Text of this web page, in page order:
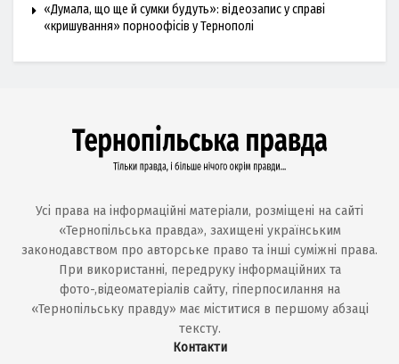
«Думала, що ще й сумки будуть»: відеозапис у справі
«кришування» порноофісів у Тернополі
Усі права на інформаційні матеріали, розміщені на сайті
«Тернопільська правда», захищені українським
законодавством про авторське право та інші суміжні права.
При використанні, передруку інформаційних та
фото-,відеоматеріалів сайту, гіперпосилання на
«Тернопільську правду» має міститися в першому абзаці
тексту.
Контакти